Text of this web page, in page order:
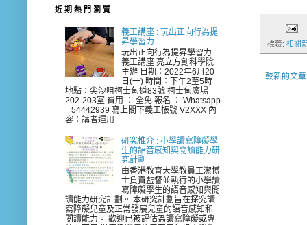
標籤: 相關
較新的文章
近 期 熱 門 瀏 覽
義工講座 : 玩出正向行為提
昇學習力
玩出正向行為提昇學習力--
義工講座 亮立方創科學院
主辦 日期：2022年6月20
日(一) 時間：下午2至5時
地點：尖沙咀柯士甸道83號 柯士甸廣場
202-203室 費用 ： 全免 報名 ： Whatsapp
54442939 寫上閣下義工帳號 V2XXX 內
容：講者運用...
研究推介 : 小學讀寫障礙學
生的語音感知與閲讀能力研
究計劃
由香港教育大學教員王潔博
士負責監督並執行的小學讀
寫障礙學生的語音感知與閲
讀能力研究計劃。 本研究計劃旨在探究讀
寫障礙兒童及正常發展兒童的語音感知和
閲讀能力。 歡迎已被評估為讀寫障礙或專